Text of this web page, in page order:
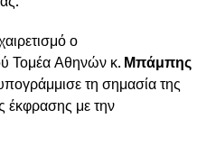
ο
Τομέα Αθηνών κ. Μπάμπης
τη σημασία της
έκφρασης με την